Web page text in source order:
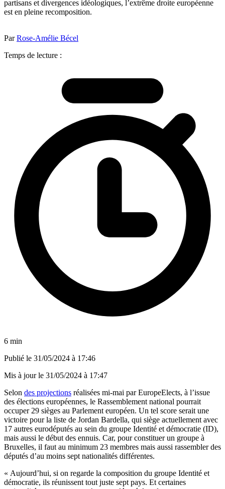
partisans et divergences idéologiques, l’extrême droite européenne
est en pleine recomposition.
ParRose-Amélie Bécel
Temps de lecture :
6 min
Publié le 31/05/2024 à 17:46
Mis à jour le 31/05/2024 à 17:47
Selon des projections réalisées mi-mai par EuropeElects, à l’issue
des élections européennes, le Rassemblement national pourrait
occuper 29 sièges au Parlement européen. Un tel score serait une
victoire pour la liste de Jordan Bardella, qui siège actuellement avec
17 autres eurodéputés au sein du groupe Identité et démocratie (ID),
mais aussi le début des ennuis. Car, pour constituer un groupe à
Bruxelles, il faut au minimum 23 membres mais aussi rassembler des
députés d’au moins sept nationalités différentes.
« Aujourd’hui, si on regarde la composition du groupe Identité et
démocratie, ils réunissent tout juste sept pays. Et certaines